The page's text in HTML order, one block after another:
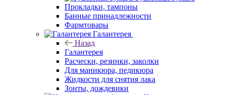
Прокладки, тампоны
Банные принадлежности
Фармтовары
Галантерея
Назад
Галантерея
Расчески, резинки, заколки
Для маникюра, педикюра
Жидкости для снятия лака
Зонты, дождевики